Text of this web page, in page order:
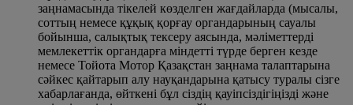
заңнамасында тікелей көзделген жағдайларда (мысалы,
соттың немесе құқық қорғау органдарының сауалы
бойынша, салықтық тексеру аясында, мәліметтерді
мемлекеттік органдарға міндетті түрде берген кезде
немесе Тойота Мотор Қазақстан заңнама талаптарына
сәйкес қайтарып алу науқандарына қатысу туралы сізге
хабарлағанда, өйткені бұл сіздің қауіпсіздігіңізді және